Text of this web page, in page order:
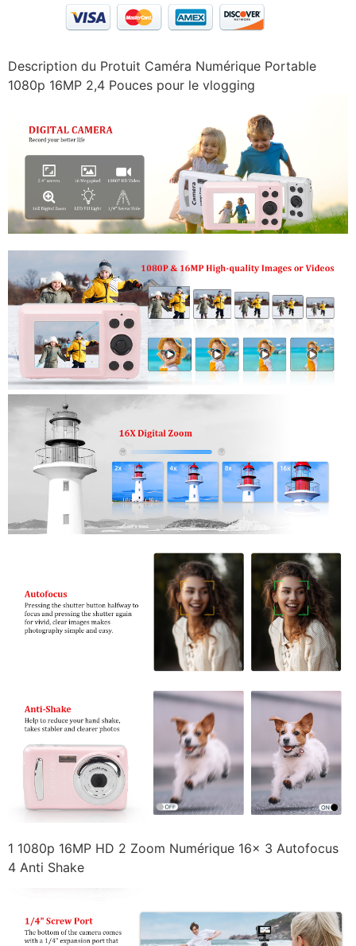
Description du Protuit Caméra Numérique Portable
1080p 16MP 2,4 Pouces pour le vlogging
1 1080p 16MP HD 2 Zoom Numérique 16x 3 Autofocus
4 Anti Shake